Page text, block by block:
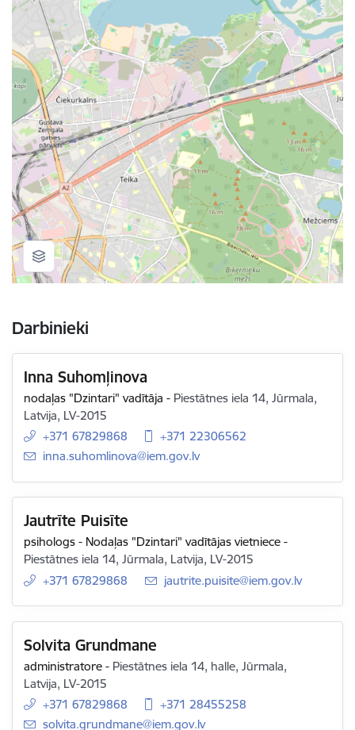
Darbinieki
Inna Suhomļinova
nodaļas "Dzintari" vadītāja - Piestātnes iela 14, Jūrmala,
Latvija, LV-2015
+371 67829868
+371 22306562
E-pasts:
inna.suhomlinova@iem.gov.lv
Jautrīte Puisīte
psihologs - Nodaļas "Dzintari" vadītājas vietniece -
Piestātnes iela 14, Jūrmala, Latvija, LV-2015
+371 67829868
E-pasts:
jautrite.puisite@iem.gov.lv
Solvita Grundmane
administratore - Piestātnes iela 14, halle, Jūrmala,
Latvija, LV-2015
+371 67829868
+371 28455258
E-pasts:
solvita.grundmane@iem.gov.lv